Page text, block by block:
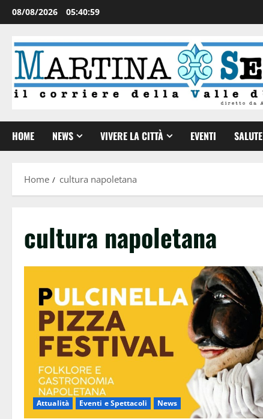
08/08/2026 05:40:59
HOME NEWS VIVERE LA CITTÀ EVENTI SALUTE
Home cultura napoletana
cultura napoletana
Attualità Eventi e Spettacoli News